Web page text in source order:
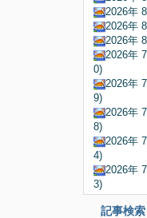
2026年
2026年
2026年
2026年
0)
2026年
9)
2026年
8)
2026年
4)
2026年
3)
記事検索